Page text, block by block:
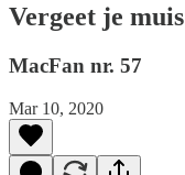
Vergeet je muis
MacFan nr. 57
Mar 10, 2020